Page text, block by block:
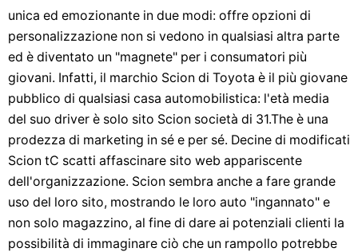
unica ed emozionante in due modi: offre opzioni di
personalizzazione non si vedono in qualsiasi altra parte
ed è diventato un "magnete" per i consumatori più
giovani. Infatti, il marchio Scion di Toyota è il più giovane
pubblico di qualsiasi casa automobilistica: l'età media
del suo driver è solo sito Scion società di 31.The è una
prodezza di marketing in sé e per sé. Decine di modificati
Scion tC scatti affascinare sito web appariscente
dell'organizzazione. Scion sembra anche a fare grande
uso del loro sito, mostrando le loro auto "ingannato" e
non solo magazzino, al fine di dare ai potenziali clienti la
possibilità di immaginare ciò che un rampollo potrebbe